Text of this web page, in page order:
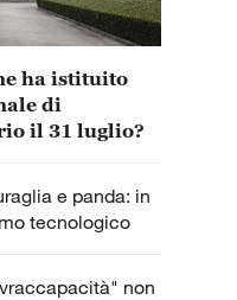
ha istituito
di
il 31 luglio?
e panda: in
tecnologico
non